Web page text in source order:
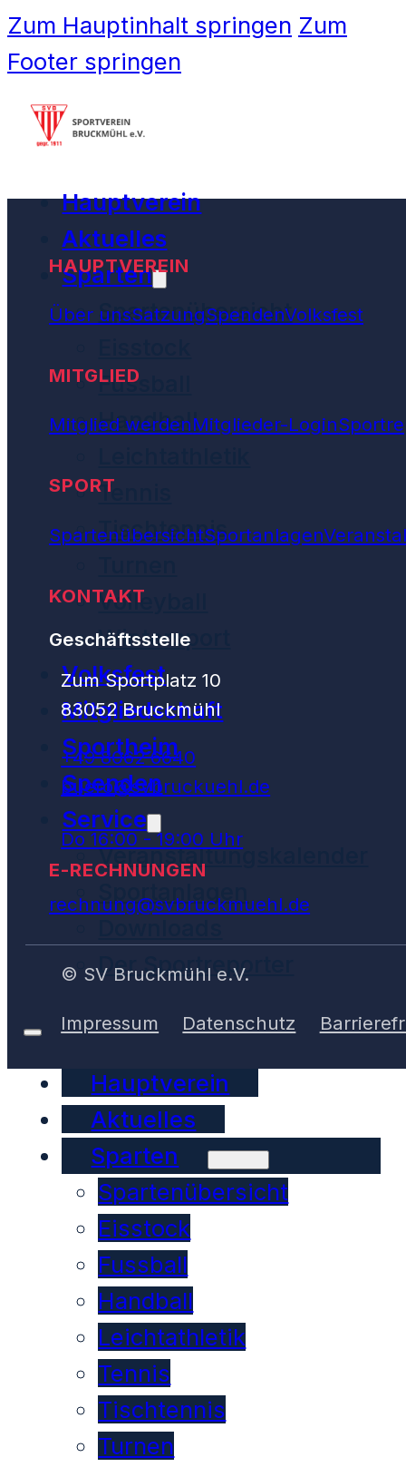
Zum Hauptinhalt springen Zum
Footer springen
Hauptverein
Aktuelles
Sparten
Spartenübersicht
Fussball
Handball
Tennis
Tischtennis
Volleyball
Wintersport
Volksfest
Mitgliedschaft
Sportheim
Spenden
Service
Veranstaltungskalender
Sportanlagen
Der Sportreporter
Hauptverein
Aktuelles
Sparten
Spartenübersicht
Eisstock
Fussball
Handball
Leichtathletik
Tennis
Tischtennis
Turnen
HAUPTVEREIN
Über unsSatzungSpendenVolksfest
MITGLIED
Mitglied werdenMitglieder-Login
SPORT
SpartenübersichtSportanlagen
KONTAKT
Geschäftsstelle
Zum Sportplatz 10
83052 Bruckmühl
+49 8062 6640
buero@svbruckuehl.de
Do 16:00 - 19:00 Uhr
E-RECHNUNGEN
rechnung@svbruckmuehl.de
© SV Bruckmühl e.V.
Impressum Datenschutz